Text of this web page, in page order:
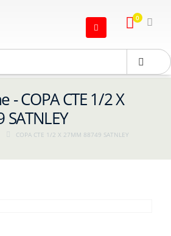
0
- COPA CTE 1/2 X
COPA CTE 1/2 X 27MM 88749 SATNLEY